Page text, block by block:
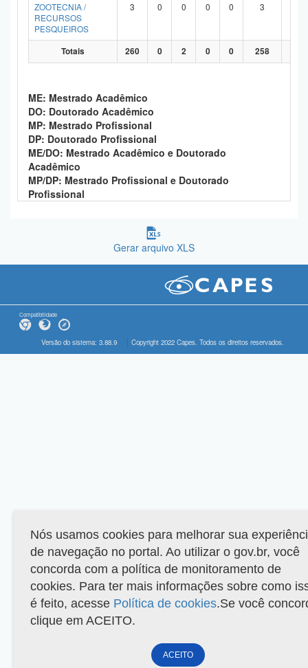
ZOOTECNIA /
RECURSOS
PESQUEIROS
3 0 0 0 0 3
Totais 260 0 2 0 0 258
ME: Mestrado Acadêmico
DO: Doutorado Acadêmico
MP: Mestrado Profissional
DP: Doutorado Profissional
ME/DO: Mestrado Acadêmico e Doutorado
Acadêmico
MP/DP: Mestrado Profissional e Doutorado
Profissional
Gerar arquivo XLS
Compatibilidade
Versão do sistema: 3.88.9 Copyright 2022 Capes. Todos os direitos reservados.
Nós usamos cookies para melhorar sua
de navegação no portal. Ao utilizar o gov.br, você
concorda com a política de monitoramento de
cookies. Para ter mais informações sobre como
é feito, acesse Política de cookies.Se você
clique em ACEITO.
ACEITO